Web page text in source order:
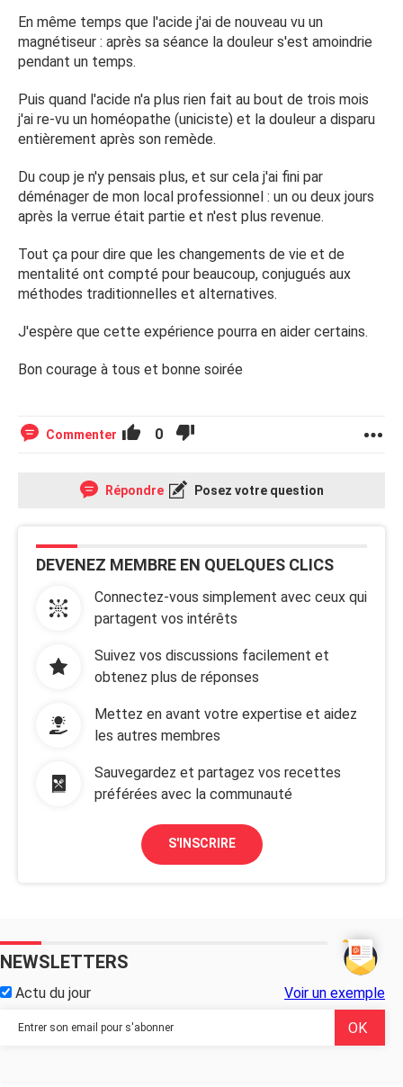
En même temps que l'acide j'ai de nouveau vu un
magnétiseur : après sa séance la douleur s'est amoindrie
pendant un temps.
Puis quand l'acide n'a plus rien fait au bout de trois mois
j'ai re-vu un homéopathe (uniciste) et la douleur a disparu
entièrement après son remède.
Du coup je n'y pensais plus, et sur cela j'ai fini par
déménager de mon local professionnel : un ou deux jours
après la verrue était partie et n'est plus revenue.
Tout ça pour dire que les changements de vie et de
mentalité ont compté pour beaucoup, conjugués aux
méthodes traditionnelles et alternatives.
J'espère que cette expérience pourra en aider certains.
Bon courage à tous et bonne soirée
Commenter 0
Répondre Posez votre question
DEVENEZ MEMBRE EN QUELQUES CLICS
Connectez-vous simplement avec ceux qui
partagent vos intérêts
Suivez vos discussions facilement et
obtenez plus de réponses
Mettez en avant votre expertise et aidez
les autres membres
Sauvegardez et partagez vos recettes
préférées avec la communauté
S'INSCRIRE
NEWSLETTERS
Actu du jour Voir un exemple